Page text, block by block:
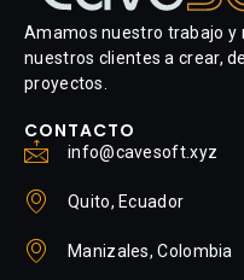
Amamos nuestro trabajo y
nuestros clientes a crear,
proyectos.
CONTACTO
info@cavesoft.xyz
Quito, Ecuador
Manizales, Colombia